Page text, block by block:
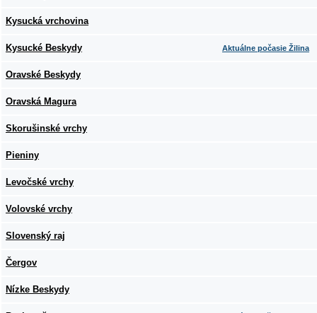
Kysucká vrchovina
Kysucké Beskydy Aktuálne počasie Žilina
Oravské Beskydy
Oravská Magura
Skorušinské vrchy
Pieniny
Levočské vrchy
Volovské vrchy
Slovenský raj
Čergov
Nízke Beskydy